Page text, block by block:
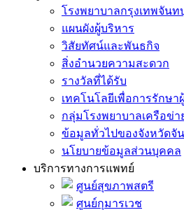
โรงพยาบาลกรุงเทพจันท
แผนผังผู้บริหาร
วิสัยทัศน์และพันธกิจ
สิ่งอำนวยความสะดวก
รางวัลที่ได้รับ
เทคโนโลยีเพื่อการรักษา
กลุ่มโรงพยาบาลเครือข่า
ข้อมูลทั่วไปของจังหวัดจั
นโยบายข้อมูลส่วนบุคคล
บริการทางการแพทย์
ศูนย์สุขภาพสตรี
ศูนย์กุมารเวช